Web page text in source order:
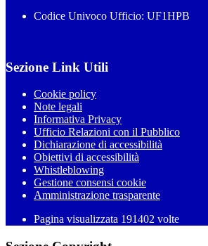
Codice Univoco Ufficio: UF1HPB
Sezione Link Utili
Cookie policy
Note legali
Informativa Privacy
Ufficio Relazioni con il Pubblico
Dichiarazione di accessibilità
Obiettivi di accessibilità
Whistleblowing
Gestione consensi cookie
Amministrazione trasparente
Pagina visualizzata 191402 volte